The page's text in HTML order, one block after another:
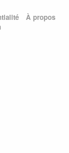
À propos